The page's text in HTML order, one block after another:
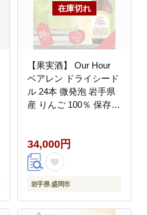
【果実酒】 Our Hour
ベアレン ドライシード
ル 24本 微発泡 岩手県
産 りんご 100％ 保存料
ルコール 果実酒 林檎
リンゴ 果物 くだもの
晩酌 飲料 飲み物 東北
岩手 盛岡 株式会社ベア
34,000円
岩手県 盛岡市